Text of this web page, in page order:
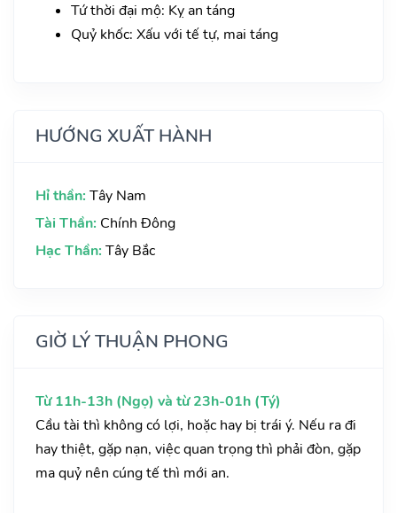
Tứ thời đại mộ: Kỵ an táng
Quỷ khốc: Xấu với tế tự, mai táng
HƯỚNG XUẤT HÀNH
Hỉ thần: Tây Nam
Tài Thần: Chính Đông
Hạc Thần: Tây Bắc
GIỜ LÝ THUẬN PHONG
Từ 11h-13h (Ngọ) và từ 23h-01h (Tý)
Cầu tài thì không có lợi, hoặc hay bị trái ý. Nếu ra đi
hay thiệt, gặp nạn, việc quan trọng thì phải đòn, gặp
ma quỷ nên cúng tế thì mới an.